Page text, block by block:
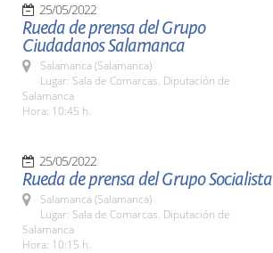
25/05/2022
Rueda de prensa del Grupo
Ciudadanos Salamanca
Salamanca (Salamanca)
Lugar: Sala de Comarcas. Diputación de
Salamanca
Hora: 10:45 h.
25/05/2022
Rueda de prensa del Grupo Socialista
Salamanca (Salamanca)
Lugar: Sala de Comarcas. Diputación de
Salamanca
Hora: 10:15 h.